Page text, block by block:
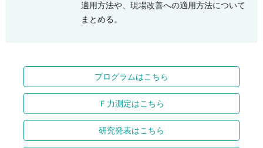
適用方法や、現場改善への適用方法について
まとめる。
プログラムはこちら
Ｆ力測定はこちら
研究発表はこちら